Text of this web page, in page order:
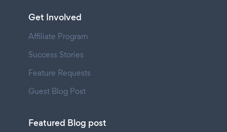
Get Involved
Affiliate Program
Success Stories
Feature Requests
Guest Blog Post
Featured Blog post